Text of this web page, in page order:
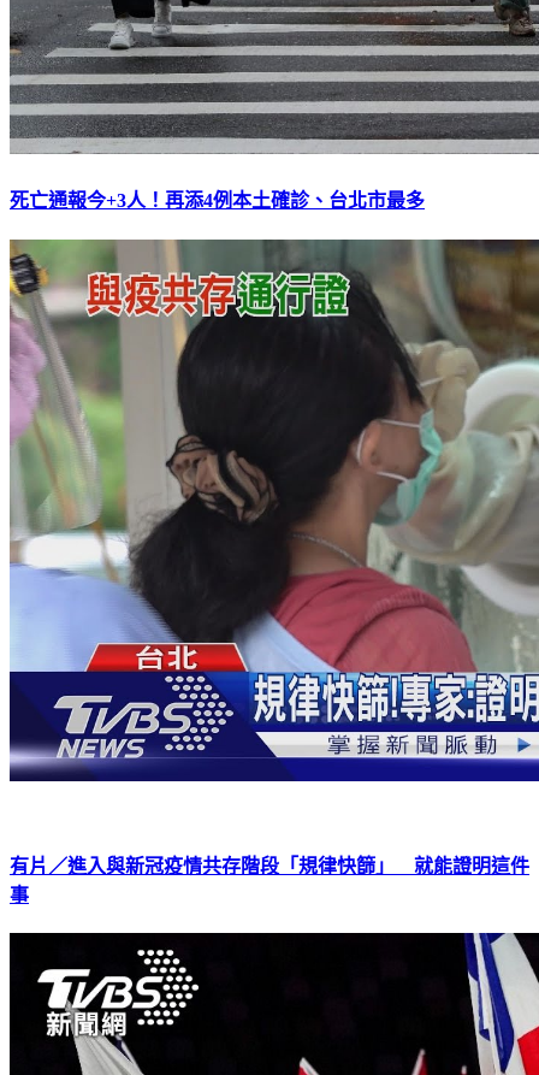
死亡通報今+3人！再添4例本土確診、台北市最多
有片／進入與新冠疫情共存階段「規律快篩」 就能證明這件
事